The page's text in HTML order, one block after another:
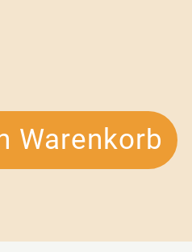
Warenkorb